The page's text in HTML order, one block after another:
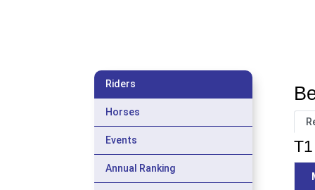
Riders
Horses
Events
Annual Ranking